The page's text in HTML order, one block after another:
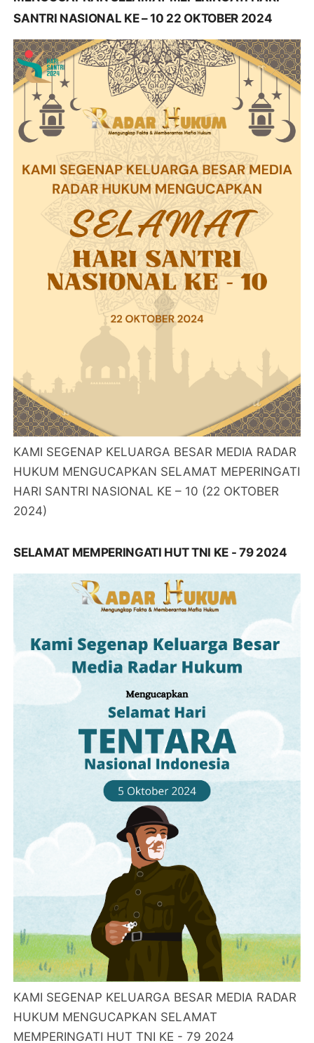
SANTRI NASIONAL KE – 10 22 OKTOBER 2024
KAMI SEGENAP KELUARGA BESAR MEDIA RADAR
HUKUM MENGUCAPKAN SELAMAT MEPERINGATI
HARI SANTRI NASIONAL KE – 10 (22 OKTOBER
2024)
SELAMAT MEMPERINGATI HUT TNI KE - 79 2024
KAMI SEGENAP KELUARGA BESAR MEDIA RADAR
HUKUM MENGUCAPKAN SELAMAT
MEMPERINGATI HUT TNI KE - 79 2024